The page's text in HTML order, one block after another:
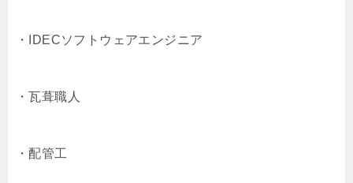
・IDECソフトウェアエンジニア
・瓦葺職人
・配管工